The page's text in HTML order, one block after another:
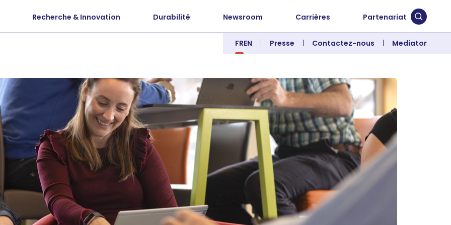
Recherche & Innovation Durabilité Newsroom Carrières Partenariat
FREN Presse Contactez-nous Mediator